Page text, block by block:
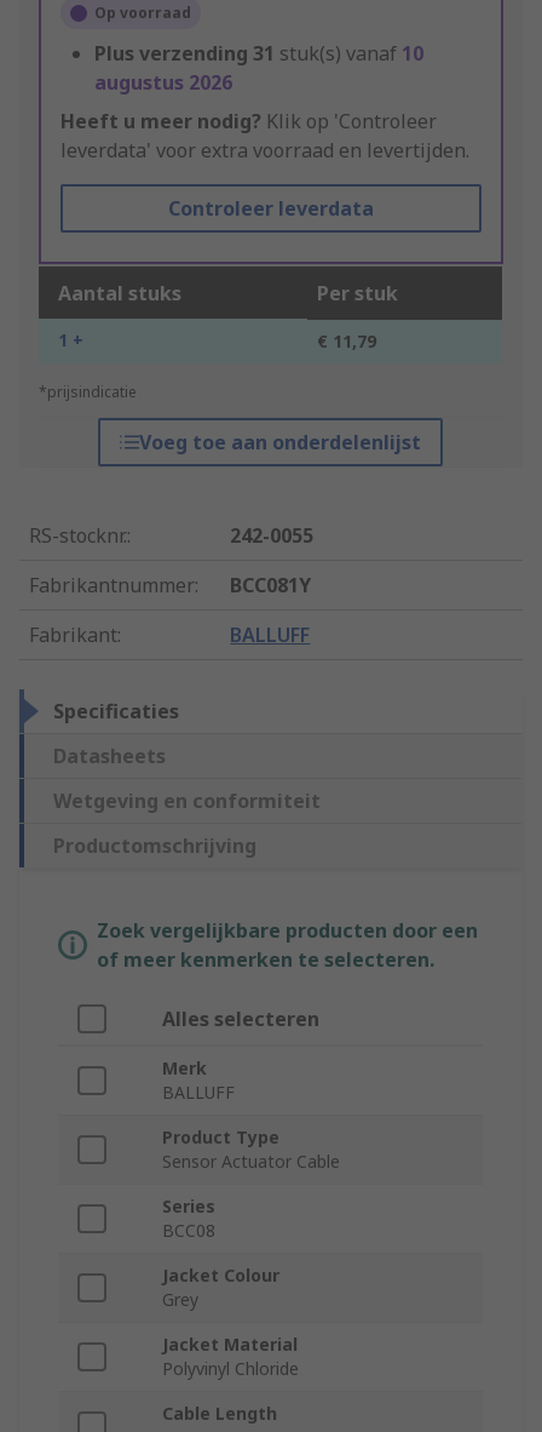
Op voorraad
Plus verzending 31 stuk(s) vanaf 10
augustus 2026
Heeft u meer nodig? Klik op 'Controleer
leverdata' voor extra voorraad en levertijden.
Controleer leverdata
Aantal stuks Per stuk
1 + € 11,79
*prijsindicatie
Voeg toe aan onderdelenlijst
RS-stocknr.:
242-0055
Fabrikantnummer:
BCC081Y
Fabrikant: BALLUFF
Specificaties
Datasheets
Wetgeving en conformiteit
Productomschrijving
Zoek vergelijkbare producten door een
of meer kenmerken te selecteren.
Alles selecteren
Merk
BALLUFF
Product Type
Sensor Actuator Cable
Series
BCC08
Jacket Colour
Grey
Jacket Material
Polyvinyl Chloride
Cable Length